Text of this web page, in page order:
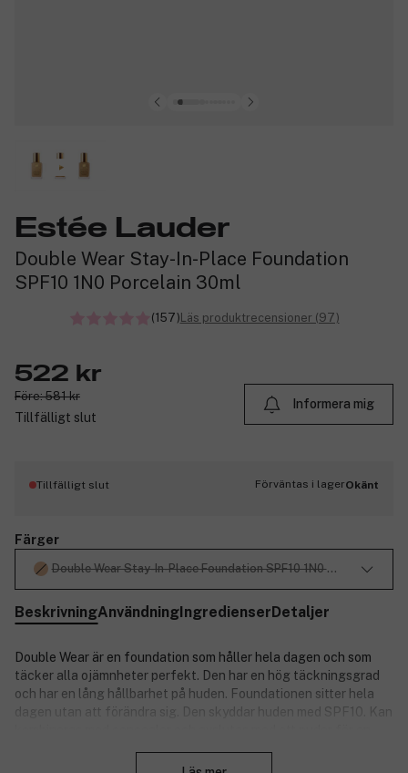
Estée Lauder
Double Wear Stay-In-Place Foundation
SPF10 1N0 Porcelain 30ml
(157) Läs produktrecensioner (97)
522 kr
Före: 581 kr
Tillfälligt slut
Informera mig
Tillfälligt slut Förväntas i lagerOkänt
Färger
Double Wear Stay-In-Place Foundation SPF10 1N0 Porcelain 30ml
BeskrivningAnvändningIngredienserDetaljer
Double Wear är en foundation som håller hela dagen och som
täcker alla ojämnheter perfekt. Den har en hög täckningsgrad
och har en lång hållbarhet på huden. Foundationen sitter hela
dagen utan att förändra sig. Den skyddar huden med SPF10. Kan